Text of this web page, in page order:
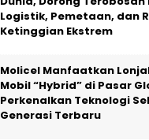
Logistik, Pemetaan, dan
Ketinggian Ekstrem
Molicel Manfaatkan
Mobil “Hybrid” di Pasar
Perkenalkan Teknologi
Generasi Terbaru